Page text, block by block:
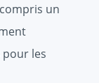
un
les